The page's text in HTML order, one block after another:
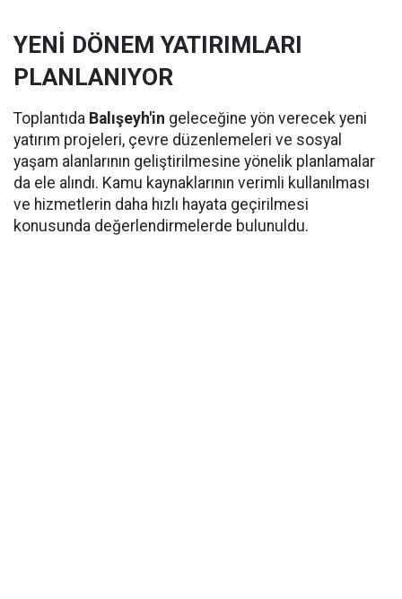
YENİ DÖNEM YATIRIMLARI
PLANLANIYOR
Toplantıda Balışeyh'in geleceğine yön verecek yeni
yatırım projeleri, çevre düzenlemeleri ve sosyal
yaşam alanlarının geliştirilmesine yönelik planlamalar
da ele alındı. Kamu kaynaklarının verimli kullanılması
ve hizmetlerin daha hızlı hayata geçirilmesi
konusunda değerlendirmelerde bulunuldu.